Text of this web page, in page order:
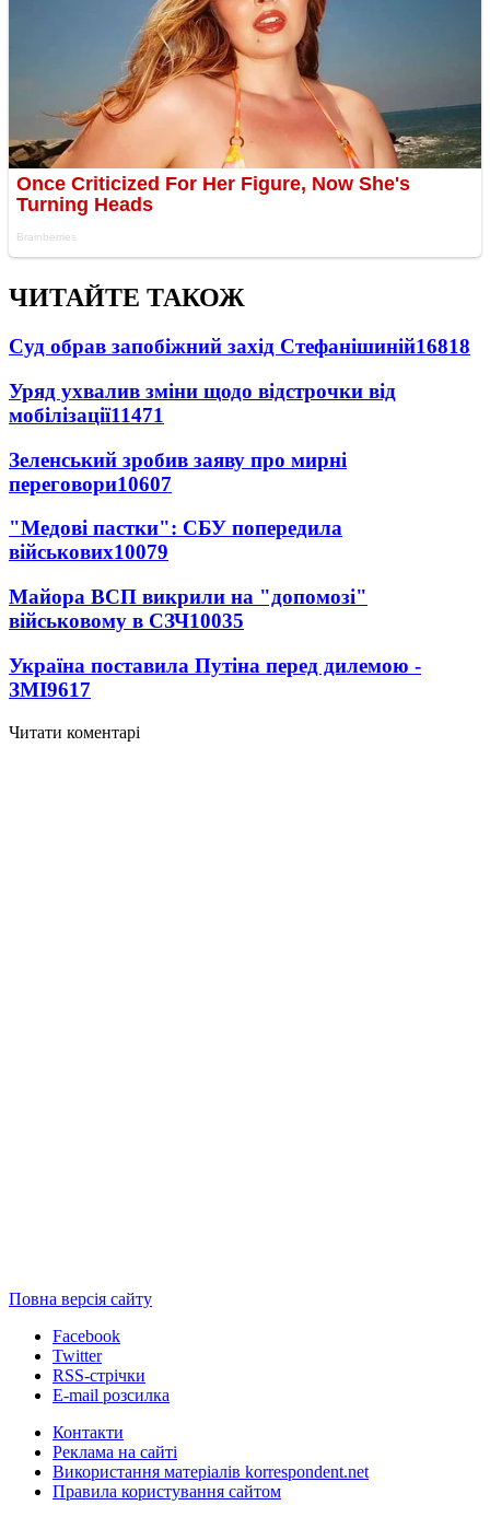
ЧИТАЙТЕ ТАКОЖ
Суд обрав запобіжний захід Стефанішиній16818
Уряд ухвалив зміни щодо відстрочки від
мобілізації11471
Зеленський зробив заяву про мирні
переговори10607
"Медові пастки": СБУ попередила
військових10079
Майора ВСП викрили на "допомозі"
військовому в СЗЧ10035
Україна поставила Путіна перед дилемою -
ЗМІ9617
Читати коментарі
Повна версія сайту
Facebook
Twitter
RSS-стрічки
E-mail розсилка
Контакти
Реклама на сайті
Використання матеріалів korrespondent.net
Правила користування сайтом